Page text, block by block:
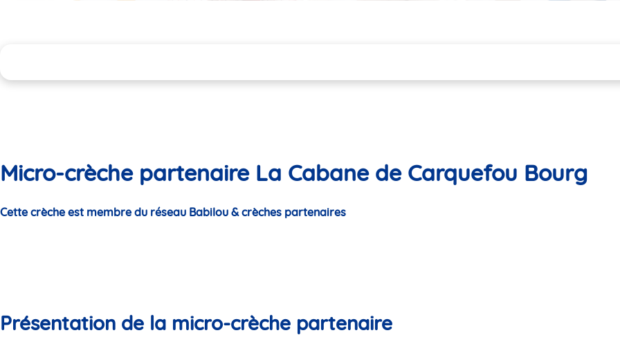
Micro-crèche partenaire La Cabane de Carquefou Bourg
Cette crèche est membre du réseau Babilou & crèches partenaires
Présentation de la micro-crèche partenaire